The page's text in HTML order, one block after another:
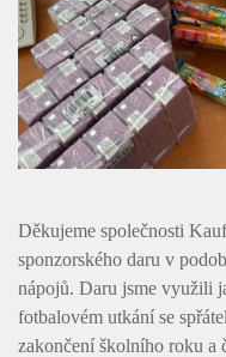
Úvod
Organizace
Úřední deska
Děkujeme společnosti
sponzorského daru v
nápojů. Daru jsme využili
fotbalovém utkání se
zakončení školního roku a